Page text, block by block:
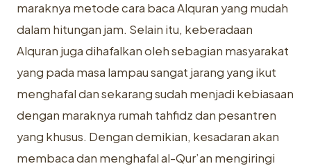
maraknya metode cara baca Alquran yang mudah
dalam hitungan jam. Selain itu, keberadaan
Alquran juga dihafalkan oleh sebagian masyarakat
yang pada masa lampau sangat jarang yang ikut
menghafal dan sekarang sudah menjadi kebiasaan
dengan maraknya rumah tahfidz dan pesantren
yang khusus. Dengan demikian, kesadaran akan
membaca dan menghafal al-Qur’an mengiringi